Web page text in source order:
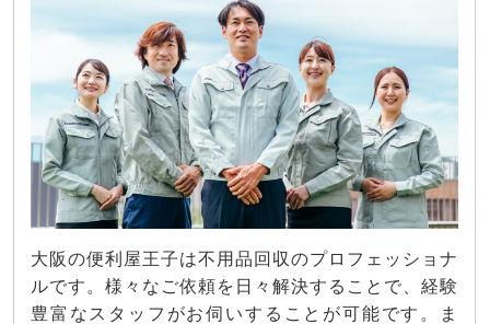
大阪の便利屋王子は不用品回収のプロフェッショナ
ルです。様々なご依頼を日々解決することで、経験
豊富なスタッフがお伺いすることが可能です。ま